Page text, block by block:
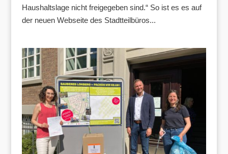
Haushaltslage nicht freigegeben sind.“ So ist es es auf
der neuen Webseite des Stadtteilbüros...